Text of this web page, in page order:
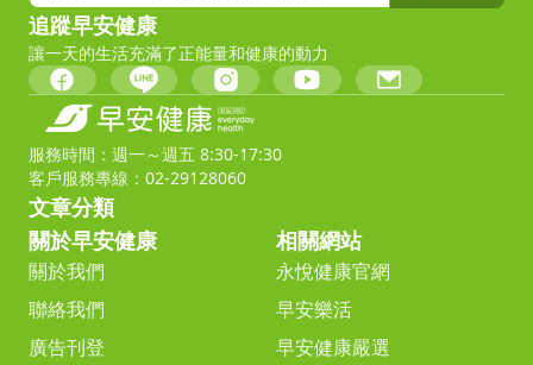
追蹤早安健康
讓一天的生活充滿了正能量和健康的動力
服務時間：週一～週五 8:30-17:30
客戶服務專線：02-29128060
文章分類
關於早安健康
關於我們
聯絡我們
廣告刊登
相關網站
永悅健康官網
早安樂活
早安健康嚴選